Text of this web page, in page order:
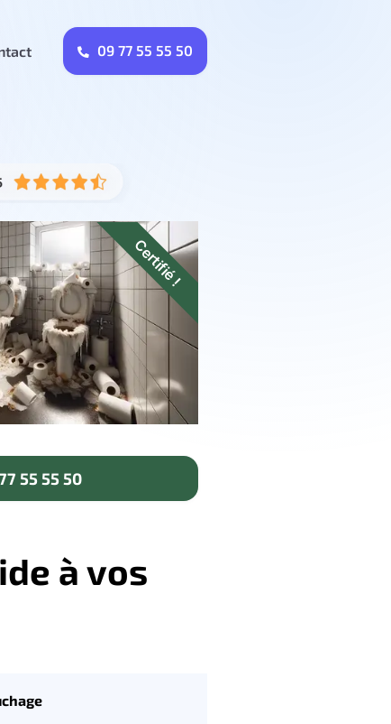
09 77 55 55 50
Certifié !
55 55 50
à vos